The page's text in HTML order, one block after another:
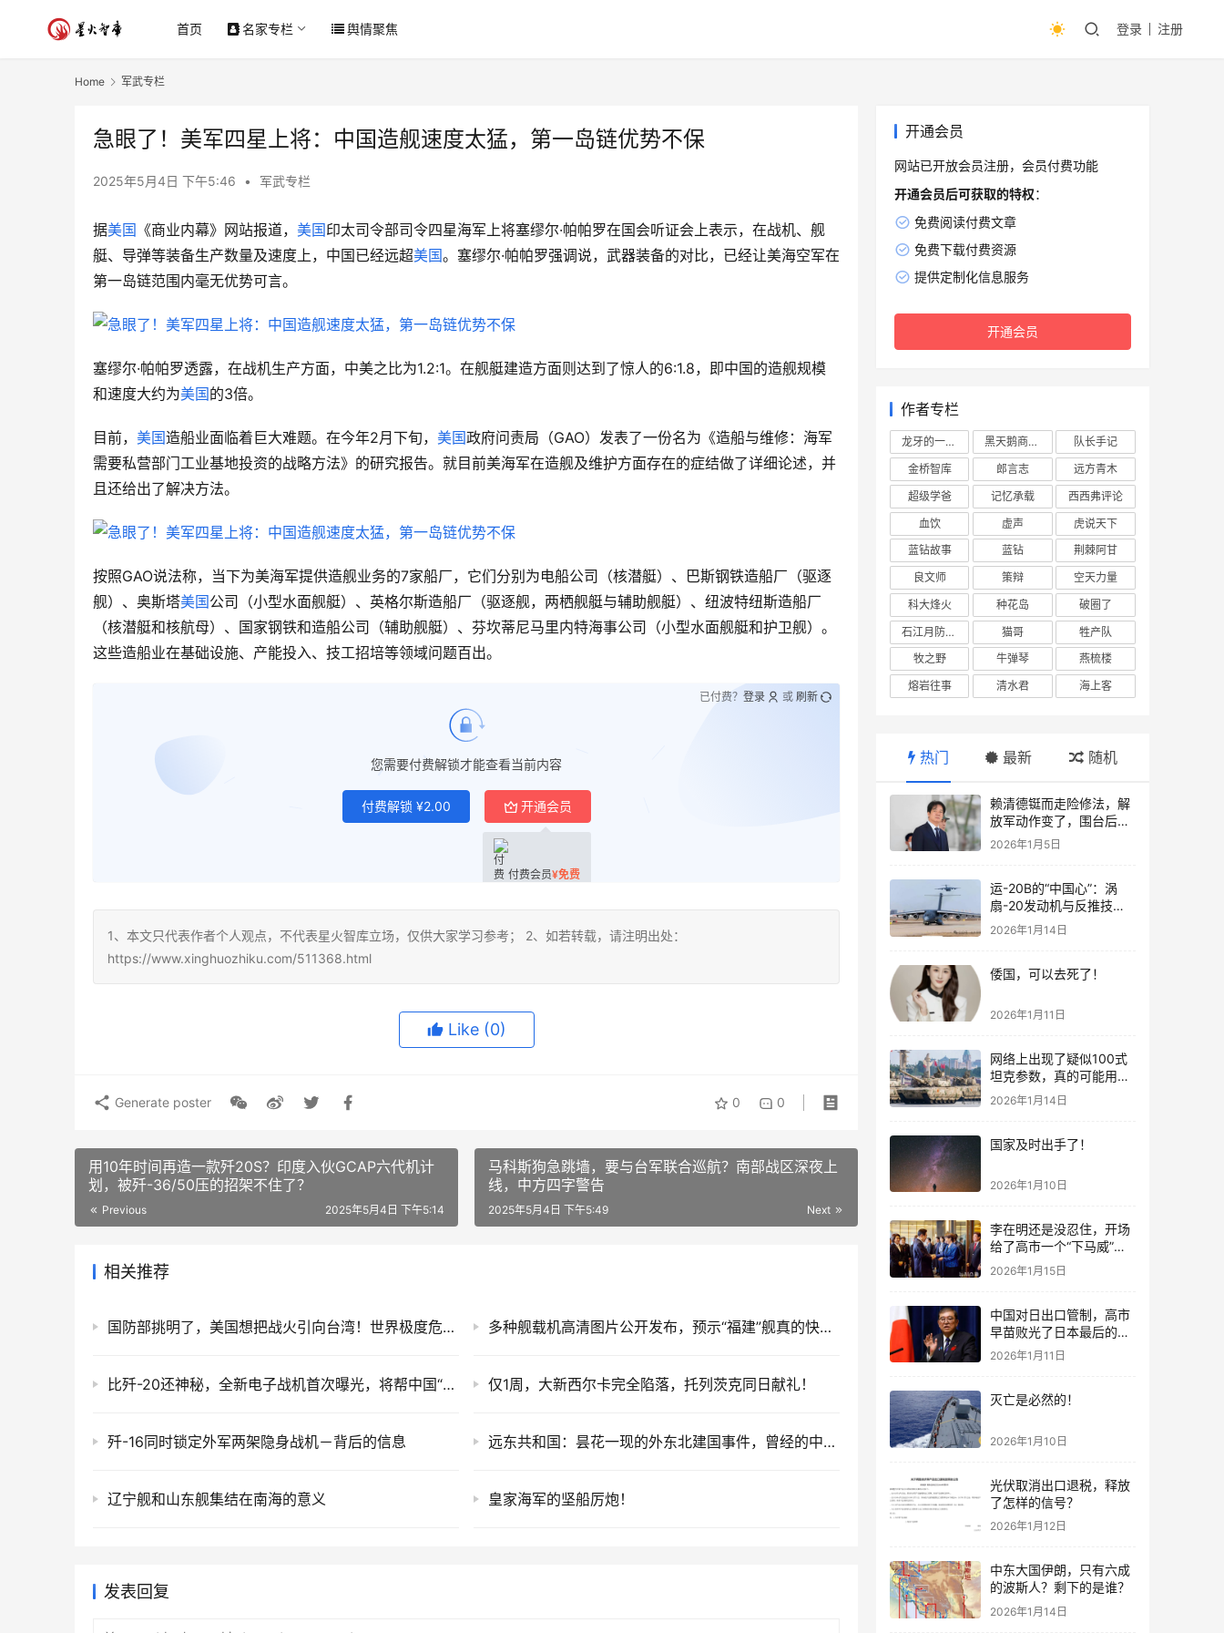
首页 名家专栏 舆情聚焦 登录 注册
Home 军武专栏
急眼了！美军四星上将：中国造舰速度太猛，第一岛链优势不保
2025年5月4日 下午5:46 • 军武专栏
据美国 《商业内幕》网站报道， 美国印太司令部司令四星海军上将塞缪尔·帕帕罗在国会听证会上表示，在战机、舰
艇、导弹等装备生产数量及速度上，中国已经远超美国。塞缪尔·帕帕罗强调说，武器装备的对比，已经让美海空军在
第一岛链范围内毫无优势可言。
塞缪尔·帕帕罗透露，在战机生产方面，中美之比为1.2:1。在舰艇建造方面则达到了惊人的6:1.8，即中国的造舰规模
和速度大约为美国的3倍。
目前， 美国造船业面临着巨大难题。在今年2月下旬， 美国政府问责局（GAO）发表了一份名为《造船与维修：海军
需要私营部门工业基地投资的战略方法》的研究报告。就目前美海军在造舰及维护方面存在的症结做了详细论述，并
且还给出了解决方法。
按照GAO说法称，当下为美海军提供造舰业务的7家船厂，它们分别为电船公司（核潜艇）、巴斯钢铁造船厂（驱逐
舰）、奥斯塔美国公司（小型水面舰艇）、英格尔斯造船厂（驱逐舰，两栖舰艇与辅助舰艇）、纽波特纽斯造船厂
（核潜艇和核航母）、国家钢铁和造船公司（辅助舰艇）、芬坎蒂尼马里内特海事公司（小型水面舰艇和护卫舰）。
这些造船业在基础设施、产能投入、技工招培等领域问题百出。
您需要付费解锁才能查看当前内容
付费解锁 ¥2.00 开通会员
付费会员¥免费
已付费？ 登录 或 刷新
1、本文只代表作者个人观点，不代表星火智库立场，仅供大家学习参考； 2、如若转载，请注明出处：
https://www.xinghuozhiku.com/511368.html
Like (0)
0 0
Generate poster
用10年时间再造一款歼20S？印度入伙GCAP六代机计
划，被歼-36/50压的招架不住了？
Previous 2025年5月4日 下午5:14
马科斯狗急跳墙，要与台军联合巡航？南部战区深夜上
线，中方四字警告
Next
2025年5月4日 下午5:49
相关推荐
国防部挑明了，美国想把战火引向台湾！世界极度危险，特朗普目标是顶翻中国！ 多种舰载机高清图片公开发布，预示“福建”舰真的快服役了！
比歼-20还神秘，全新电子战机首次曝光，将帮中国“主宰”南海？ 仅1周，大新西尔卡完全陷落，托列茨克同日献礼！
歼-16同时锁定外军两架隐身战机－背后的信息 远东共和国：昙花一现的外东北建国事件，曾经的中俄日三国缓冲区
辽宁舰和山东舰集结在南海的意义 皇家海军的坚船厉炮！
发表回复
开通会员
网站已开放会员注册，会员付费功能
开通会员后可获取的特权：
免费阅读付费文章
免费下载付费资源
提供定制化信息服务
开通会员
作者专栏
龙牙的一座山 黑天鹅商业情报站
队长手记
金桥智库
郎言志
远方青木
超级学爸
记忆承载
西西弗评论
血饮
虚声
虎说天下
蓝钻故事
蓝钻
荆棘阿甘
良文师
策辩
空天力量
科大烽火
种花岛
破圈了
石江月防务观察
猫哥
牲产队
牧之野
牛弹琴
燕梳楼
熔岩往事
清水君 海上客
热门 最新 随机
赖清德铤而走险修法，解
放军动作变了，围台后的
“真正杀招”曝光
2026年1月5日
运-20B的“中国心”：涡
扇-20发动机与反推技术
大突破！
2026年1月14日
倭国，可以去死了！
2026年1月11日
网络上出现了疑似100式
坦克参数，真的可能用了
钛合金装甲！
2026年1月14日
国家及时出手了！
2026年1月10日
李在明还是没忍住，开场
给了高市一个“下马威”，
还特意提到中国
2026年1月15日
中国对日出口管制，高市
早苗败光了日本最后的国
运
2026年1月11日
灭亡是必然的！
2026年1月10日
光伏取消出口退税，释放
了怎样的信号？
2026年1月12日
中东大国伊朗，只有六成
的波斯人？剩下的是谁？
2026年1月14日